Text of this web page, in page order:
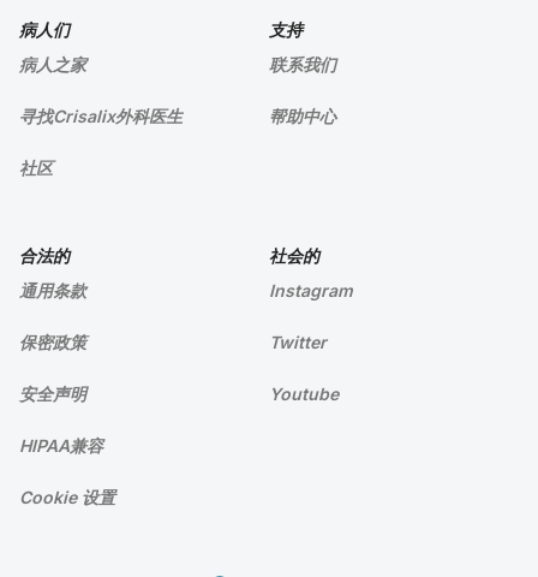
病人们
病人之家
寻找Crisalix外科医生
社区
支持
联系我们
帮助中心
合法的
通用条款
保密政策
安全声明
HIPAA兼容
Cookie 设置
社会的
Instagram
Twitter
Youtube